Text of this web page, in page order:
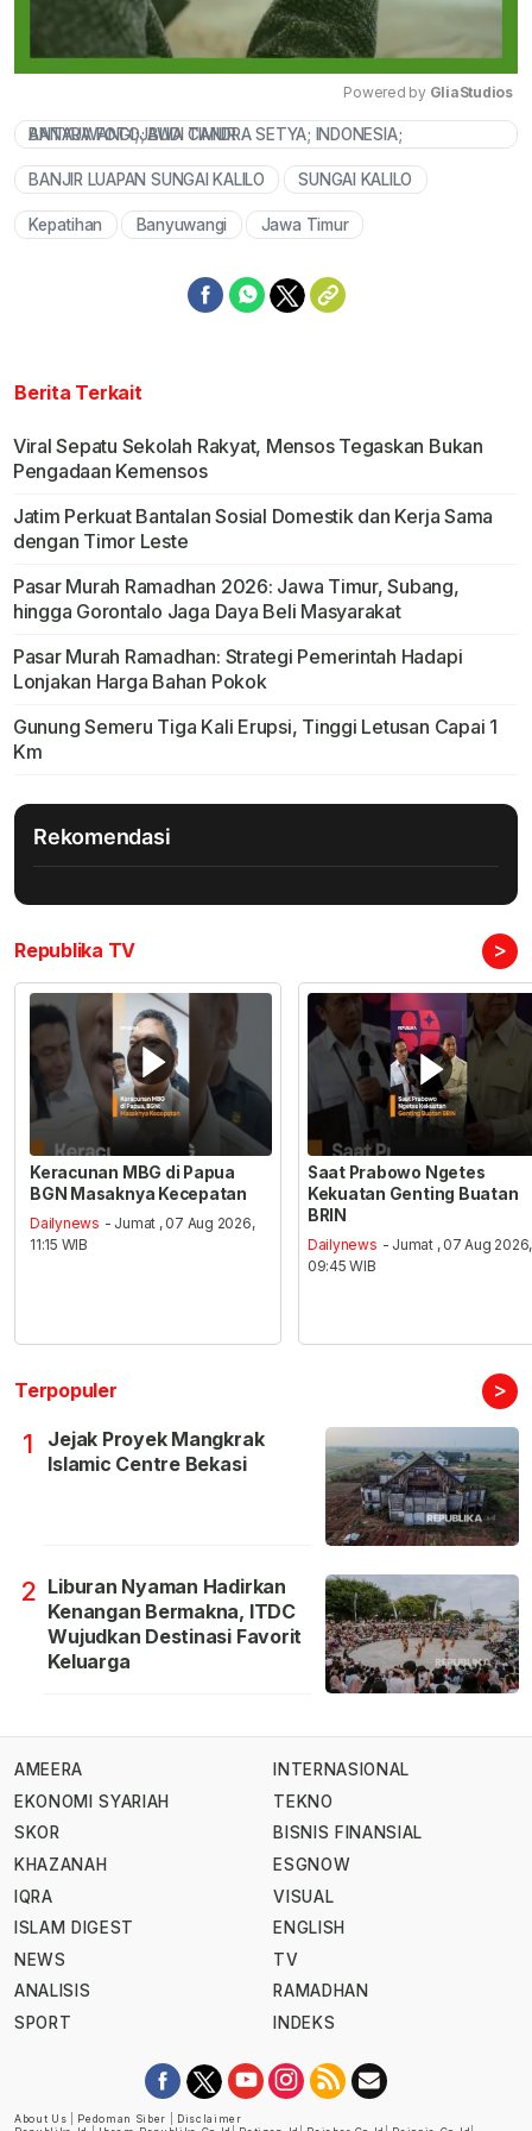
Mute
Powered by GliaStudios
ANTARA FOTO; BUDI CANDRA SETYA; INDONESIA; BANYUWANGI;JAWA TIMUR
BANJIR LUAPAN SUNGAI KALILO SUNGAI KALILO
Kepatihan Banyuwangi Jawa Timur
Berita Terkait
Viral Sepatu Sekolah Rakyat, Mensos Tegaskan Bukan
Pengadaan Kemensos
Jatim Perkuat Bantalan Sosial Domestik dan Kerja Sama
dengan Timor Leste
Pasar Murah Ramadhan 2026: Jawa Timur, Subang,
hingga Gorontalo Jaga Daya Beli Masyarakat
Pasar Murah Ramadhan: Strategi Pemerintah Hadapi
Lonjakan Harga Bahan Pokok
Gunung Semeru Tiga Kali Erupsi, Tinggi Letusan Capai 1
Km
Rekomendasi
Republika TV >
Keracunan MBG di Papua
BGN Masaknya Kecepatan
Dailynews - Jumat , 07 Aug 2026,
11:15 WIB
Saat Prabowo Ngetes
Kekuatan Genting Buatan
BRIN
Dailynews - Jumat , 07 Aug 2026,
09:45 WIB
Terpopuler >
1
Jejak Proyek Mangkrak
Islamic Centre Bekasi
2 Liburan Nyaman Hadirkan
Kenangan Bermakna, ITDC
Wujudkan Destinasi Favorit
Keluarga
AMEERA
EKONOMI SYARIAH
SKOR
KHAZANAH
IQRA
ISLAM DIGEST
NEWS
ANALISIS
SPORT
INTERNASIONAL
TEKNO
BISNIS FINANSIAL
ESGNOW
VISUAL
ENGLISH
TV
RAMADHAN
INDEKS
About Us Pedoman Siber
Disclaimer